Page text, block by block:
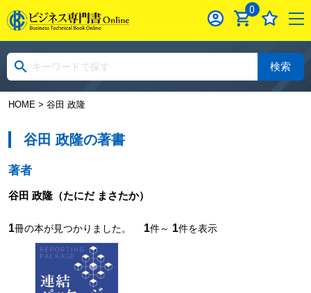
0
検索
HOME> 谷田 政隆
谷田 政隆の著書
著者
谷田 政隆（たにだ まさたか）
1冊の本が見つかりました。 1件～ 1件を表示